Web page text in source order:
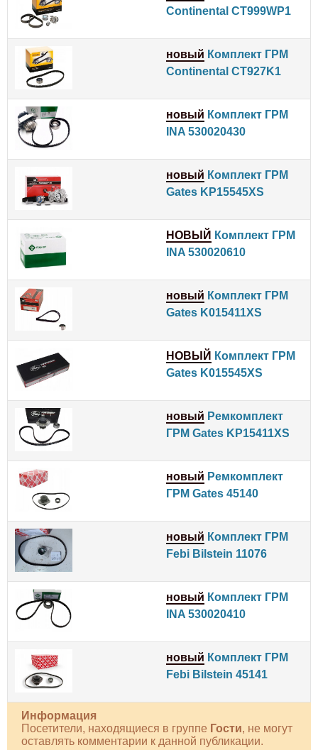
Continental CT999WP1
новый Комплект ГРМ
Continental CT927K1
новый Комплект ГРМ
INA 530020430
новый Комплект ГРМ
Gates KP15545XS
НОВЫЙ Комплект ГРМ
INA 530020610
новый Комплект ГРМ
Gates K015411XS
НОВЫЙ Комплект ГРМ
Gates K015545XS
новый Ремкомплект
ГРМ Gates KP15411XS
новый Ремкомплект
ГРМ Gates 45140
новый Комплект ГРМ
Febi Bilstein 11076
новый Комплект ГРМ
INA 530020410
новый Комплект ГРМ
Febi Bilstein 45141
Информация
Посетители, находящиеся в группе Гости, не могут
оставлять комментарии к данной публикации.